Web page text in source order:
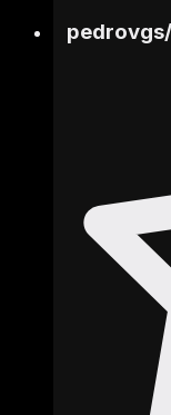
pedrovgs/